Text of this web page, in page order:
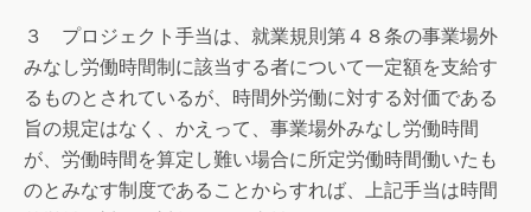
３ プロジェクト手当は、就業規則第４８条の事業場外
みなし労働時間制に該当する者について一定額を支給す
るものとされているが、時間外労働に対する対価である
旨の規定はなく、かえって、事業場外みなし労働時間
が、労働時間を算定し難い場合に所定労働時間働いたも
のとみなす制度であることからすれば、上記手当は時間